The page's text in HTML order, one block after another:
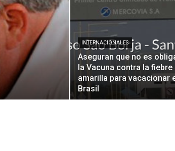
INTERNACIONALES
Aseguran que no es
la Vacuna contra la fiebre
amarilla para vacacionar
Brasil